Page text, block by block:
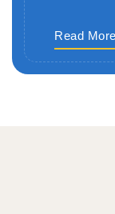
Read More